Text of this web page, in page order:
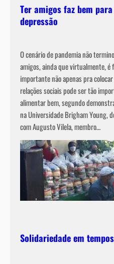
Ter amigos faz bem
depressão
O cenário de pandemia não
amigos, ainda que virtualmente, é
importante não apenas pra
relações sociais pode ser tão
alimentar bem, segundo
na Universidade Brigham Young,
com Augusto Vilela, membro…
Solidariedade em